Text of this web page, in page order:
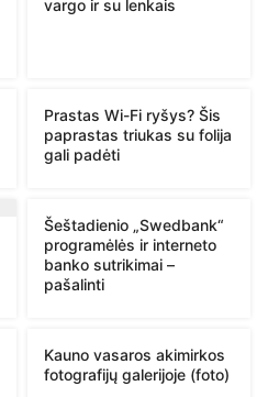
vargo ir su lenkais
Prastas Wi-Fi ryšys? Šis
paprastas triukas su folija
gali padėti
Šeštadienio „Swedbank“
programėlės ir interneto
banko sutrikimai –
pašalinti
Kauno vasaros akimirkos
fotografijų galerijoje (foto)